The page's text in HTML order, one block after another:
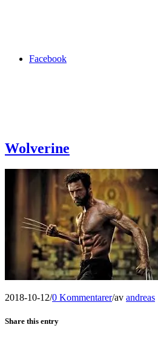
Facebook
LinkedIn
Wolverine
2018-10-12/0 Kommentarer/av andreas
Share this entry